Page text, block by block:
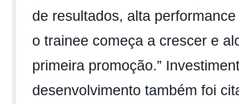
de resultados, alta
o trainee começa a crescer e
primeira promoção.”
desenvolvimento também foi